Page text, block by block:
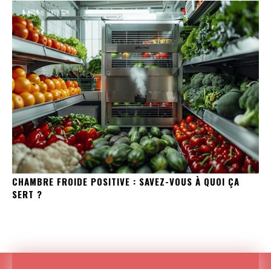
CHAMBRE FROIDE POSITIVE : SAVEZ-VOUS À QUOI ÇA
SERT ?